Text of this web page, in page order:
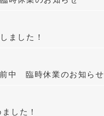
ました！
中 臨時休業のお知らせ
した！